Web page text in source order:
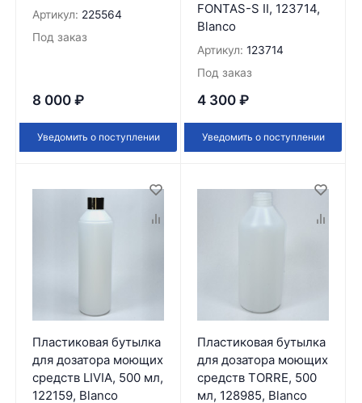
Артикул: 225564
Под заказ
8 000 ₽
Уведомить о поступлении
FONTAS-S II, 123714,
Blanco
Артикул: 123714
Под заказ
4 300 ₽
Уведомить о поступлении
Пластиковая бутылка
для дозатора моющих
средств LIVIA, 500 мл,
122159, Blanco
Пластиковая бутылка
для дозатора моющих
средств TORRE, 500
мл, 128985, Blanco